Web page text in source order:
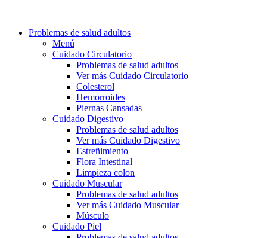
Problemas de salud adultos
Menú
Cuidado Circulatorio
Problemas de salud adultos
Ver más Cuidado Circulatorio
Colesterol
Hemorroides
Piernas Cansadas
Cuidado Digestivo
Problemas de salud adultos
Ver más Cuidado Digestivo
Estreñimiento
Flora Intestinal
Limpieza colon
Cuidado Muscular
Problemas de salud adultos
Ver más Cuidado Muscular
Músculo
Cuidado Piel